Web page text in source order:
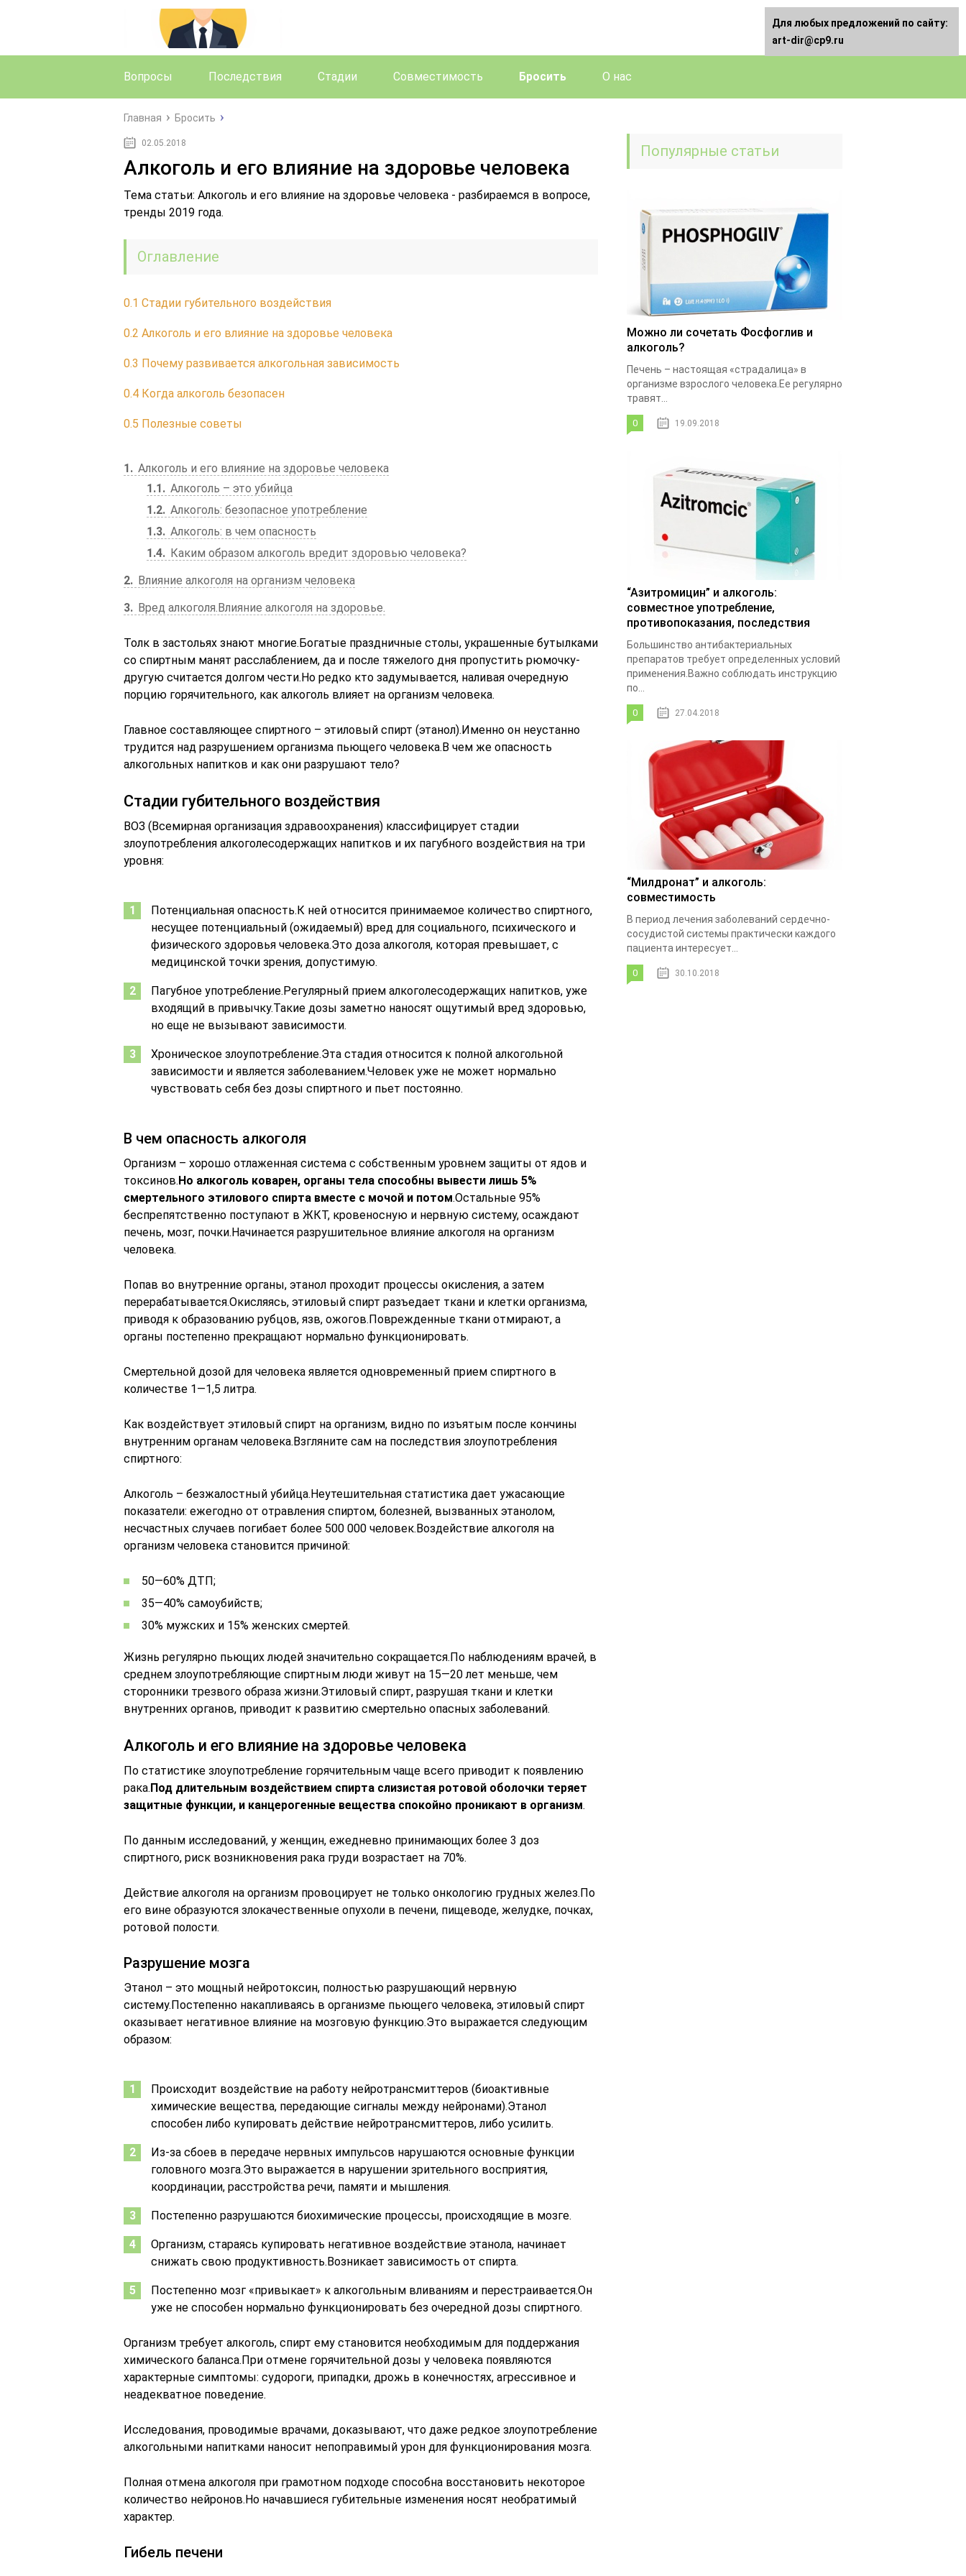
Вопросы Последствия Стадии Совместимость Бросить О нас
Главная Бросить
02.05.2018
Алкоголь и его влияние на здоровье человека
Тема статьи: Алкоголь и его влияние на здоровье человека - разбираемся в вопросе,
тренды 2019 года.
Оглавление
0.1 Стадии губительного воздействия
0.2 Алкоголь и его влияние на здоровье человека
0.3 Почему развивается алкогольная зависимость
0.4 Когда алкоголь безопасен
0.5 Полезные советы
1
Алкоголь и его влияние на здоровье человека
1.1
Алкоголь – это убийца
1.2 Алкоголь: безопасное употребление
1.3 Алкоголь: в чем опасность
1.4
Каким образом алкоголь вредит здоровью человека?
2
Влияние алкоголя на организм человека
3
Вред алкоголя.Влияние алкоголя на здоровье.
Толк в застольях знают многие.Богатые праздничные столы, украшенные бутылками
со спиртным манят расслаблением, да и после тяжелого дня пропустить рюмочку-
другую считается долгом чести.Но редко кто задумывается, наливая очередную
порцию горячительного, как алкоголь влияет на организм человека.
Главное составляющее спиртного – этиловый спирт (этанол).Именно он неустанно
трудится над разрушением организма пьющего человека.В чем же опасность
алкогольных напитков и как они разрушают тело?
Стадии губительного воздействия
ВОЗ (Всемирная организация здравоохранения) классифицирует стадии
злоупотребления алкоголесодержащих напитков и их пагубного воздействия на три
уровня:
Потенциальная опасность.К ней относится принимаемое количество спиртного,
несущее потенциальный (ожидаемый) вред для социального, психического и
физического здоровья человека.Это доза алкоголя, которая превышает, с
медицинской точки зрения, допустимую.
Пагубное употребление.Регулярный прием алкоголесодержащих напитков, уже
входящий в привычку.Такие дозы заметно наносят ощутимый вред здоровью,
но еще не вызывают зависимости.
Хроническое злоупотребление.Эта стадия относится к полной алкогольной
зависимости и является заболеванием.Человек уже не может нормально
чувствовать себя без дозы спиртного и пьет постоянно.
В чем опасность алкоголя
Организм – хорошо отлаженная система с собственным уровнем защиты от ядов и
токсинов.Но алкоголь коварен, органы тела способны вывести лишь 5%
смертельного этилового спирта вместе с мочой и потом.Остальные 95%
беспрепятственно поступают в ЖКТ, кровеносную и нервную систему, осаждают
печень, мозг, почки.Начинается разрушительное влияние алкоголя на организм
человека.
Попав во внутренние органы, этанол проходит процессы окисления, а затем
перерабатывается.Окисляясь, этиловый спирт разъедает ткани и клетки организма,
приводя к образованию рубцов, язв, ожогов.Поврежденные ткани отмирают, а
органы постепенно прекращают нормально функционировать.
Смертельной дозой для человека является одновременный прием спиртного в
количестве 1—1,5 литра.
Как воздействует этиловый спирт на организм, видно по изъятым после кончины
внутренним органам человека.Взгляните сам на последствия злоупотребления
спиртного:
Алкоголь – безжалостный убийца.Неутешительная статистика дает ужасающие
показатели: ежегодно от отравления спиртом, болезней, вызванных этанолом,
несчастных случаев погибает более 500 000 человек.Воздействие алкоголя на
организм человека становится причиной:
50—60% ДТП;
35—40% самоубийств;
30% мужских и 15% женских смертей.
Жизнь регулярно пьющих людей значительно сокращается.По наблюдениям врачей, в
среднем злоупотребляющие спиртным люди живут на 15—20 лет меньше, чем
сторонники трезвого образа жизни.Этиловый спирт, разрушая ткани и клетки
внутренних органов, приводит к развитию смертельно опасных заболеваний.
Алкоголь и его влияние на здоровье человека
По статистике злоупотребление горячительным чаще всего приводит к появлению
рака.Под длительным воздействием спирта слизистая ротовой оболочки теряет
защитные функции, и канцерогенные вещества спокойно проникают в организм.
По данным исследований, у женщин, ежедневно принимающих более 3 доз
спиртного, риск возникновения рака груди возрастает на 70%.
Действие алкоголя на организм провоцирует не только онкологию грудных желез.По
его вине образуются злокачественные опухоли в печени, пищеводе, желудке, почках,
ротовой полости.
Разрушение мозга
Этанол – это мощный нейротоксин, полностью разрушающий нервную
систему.Постепенно накапливаясь в организме пьющего человека, этиловый спирт
оказывает негативное влияние на мозговую функцию.Это выражается следующим
образом:
Происходит воздействие на работу нейротрансмиттеров (биоактивные
химические вещества, передающие сигналы между нейронами).Этанол
способен либо купировать действие нейротрансмиттеров, либо усилить.
Из-за сбоев в передаче нервных импульсов нарушаются основные функции
головного мозга.Это выражается в нарушении зрительного восприятия,
координации, расстройства речи, памяти и мышления.
Постепенно разрушаются биохимические процессы, происходящие в мозге.
Организм, стараясь купировать негативное воздействие этанола, начинает
снижать свою продуктивность.Возникает зависимость от спирта.
Постепенно мозг «привыкает» к алкогольным вливаниям и перестраивается.Он
уже не способен нормально функционировать без очередной дозы спиртного.
Организм требует алкоголь, спирт ему становится необходимым для поддержания
химического баланса.При отмене горячительной дозы у человека появляются
характерные симптомы: судороги, припадки, дрожь в конечностях, агрессивное и
неадекватное поведение.
Исследования, проводимые врачами, доказывают, что даже редкое злоупотребление
алкогольными напитками наносит непоправимый урон для функционирования мозга.
Полная отмена алкоголя при грамотном подходе способна восстановить некоторое
количество нейронов.Но начавшиеся губительные изменения носят необратимый
характер.
Гибель печени
Популярные статьи
Можно ли сочетать Фосфоглив и
алкоголь?
Печень – настоящая «страдалица» в
организме взрослого человека.Ее регулярно
травят...
0 19.09.2018
“Азитромицин” и алкоголь:
совместное употребление,
противопоказания, последствия
Большинство антибактериальных
препаратов требует определенных условий
применения.Важно соблюдать инструкцию
по...
0 27.04.2018
“Милдронат” и алкоголь:
совместимость
В период лечения заболеваний сердечно-
сосудистой системы практически каждого
пациента интересует...
0 30.10.2018
Для любых предложений по сайту:
art-dir@cp9.ru